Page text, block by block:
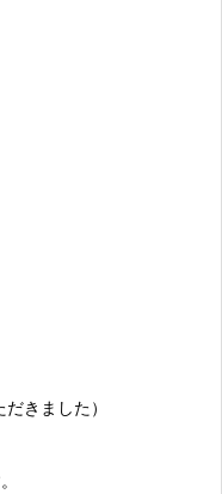
きました）